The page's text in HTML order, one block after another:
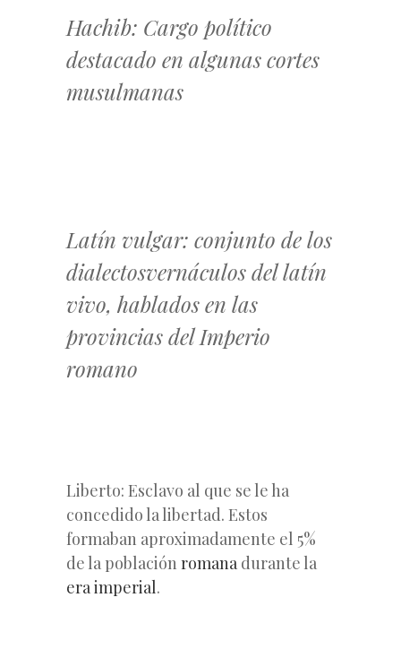
Hachib: Cargo político
destacado en algunas cortes
musulmanas
Latín vulgar: conjunto de los
dialectosvernáculos del latín
vivo, hablados en las
provincias del Imperio
romano
Liberto: Esclavo al que se le ha
concedido la libertad. Estos
formaban aproximadamente el 5%
de la población romana durante la
era imperial.